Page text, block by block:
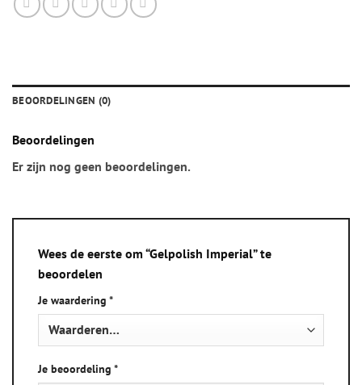
BEOORDELINGEN (0)
Beoordelingen
Er zijn nog geen beoordelingen.
Wees de eerste om “Gelpolish Imperial” te
beoordelen
Je waardering *
Je beoordeling *